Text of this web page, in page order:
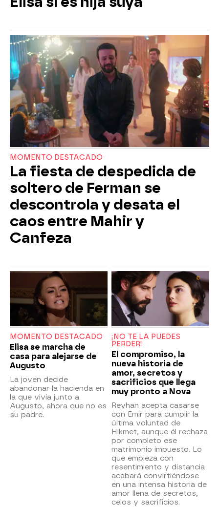
MOMENTO DESTACADO
La fiesta de despedida de
soltero de Ferman se
descontrola y desata el
caos entre Mahir y
Canfeza
MOMENTO DESTACADO
Elisa se marcha de
casa para alejarse de
Augusto
La joven decide
abandonar la hacienda en
la que vivía junto a
Augusto, ahora que no es
su padre.
¡NO TE LA PUEDES
PERDER!
El compromiso, la
nueva historia de
amor, secretos y
sacrificios que llega
muy pronto a Nova
Reyhan acepta casarse
con Emir para cumplir la
última voluntad de
Hikmet, aunque él rechaza
por completo ese
matrimonio impuesto. Lo
que empieza con
resentimiento y distancia
acabará convirtiéndose
en una intensa historia de
amor llena de secretos,
celos y sacrificios.